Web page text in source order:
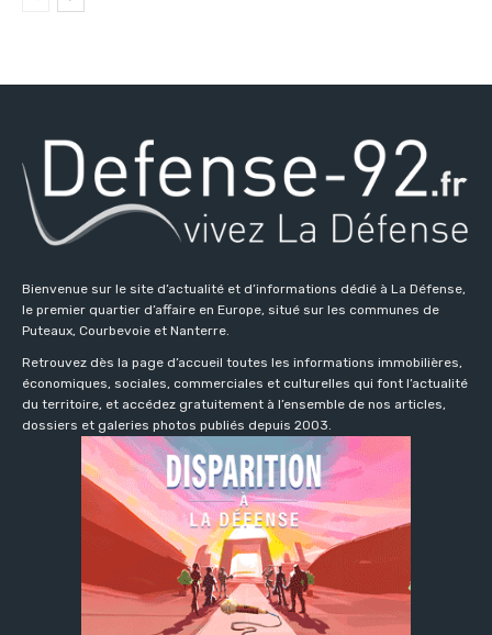
Bienvenue sur le site d’actualité et d’informations dédié à La Défense,
le premier quartier d’affaire en Europe, situé sur les communes de
Puteaux, Courbevoie et Nanterre.
Retrouvez dès la page d’accueil toutes les informations immobilières,
économiques, sociales, commerciales et culturelles qui font l’actualité
du territoire, et accédez gratuitement à l’ensemble de nos articles,
dossiers et galeries photos publiés depuis 2003.